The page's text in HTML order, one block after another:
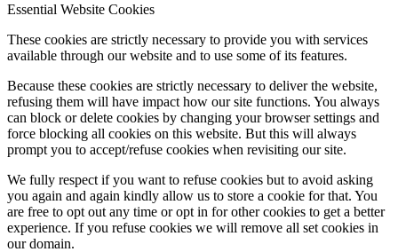
Essential Website Cookies
These cookies are strictly necessary to provide you with services
available through our website and to use some of its features.
Because these cookies are strictly necessary to deliver the website,
refusing them will have impact how our site functions. You always
can block or delete cookies by changing your browser settings and
force blocking all cookies on this website. But this will always
prompt you to accept/refuse cookies when revisiting our site.
We fully respect if you want to refuse cookies but to avoid asking
you again and again kindly allow us to store a cookie for that. You
are free to opt out any time or opt in for other cookies to get a better
experience. If you refuse cookies we will remove all set cookies in
our domain.